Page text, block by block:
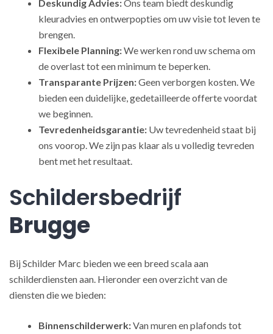
Deskundig Advies:Ons team biedt deskundig
kleuradvies en ontwerpopties om uw visie tot leven te
brengen.
Flexibele Planning:We werken rond uw schema om
de overlast tot een minimum te beperken.
Transparante Prijzen:Geen verborgen kosten. We
bieden een duidelijke, gedetailleerde offerte voordat
we beginnen.
Tevredenheidsgarantie: Uw tevredenheid staat bij
ons voorop. We zijn pas klaar als u volledig tevreden
bent met het resultaat.
Schildersbedrijf
Brugge
Bij Schilder Marc bieden we een breed scala aan
schilderdiensten aan. Hieronder een overzicht van de
diensten die we bieden:
Binnenschilderwerk:Van muren en plafonds tot